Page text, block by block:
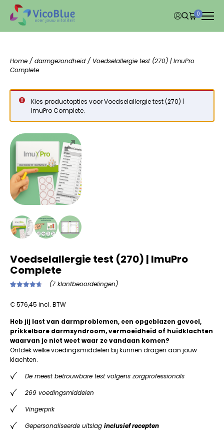
0
Home / darmgezondheid / Voedselallergie test (270) | ImuPro
Complete
Kies productopties voor Voedselallergie test (270) |
ImuPro Complete.
Voedselallergie test (270) | ImuPro
Complete
gebaseerd
(7klantbeoordelingen)
€ 576,45 incl. BTW
Heb jij last van darmproblemen, een opgeblazen gevoel,
prikkelbare darmsyndroom, vermoeidheid of huidklachten
waarvan je niet weet waar ze vandaan komen?
Ontdek welke voedingsmiddelen bij kunnen dragen aan jouw
klachten.
De meest betrouwbare test volgens zorgprofessionals
269 voedingsmiddelen
Vingerprik
Gepersonaliseerde uitslag inclusief recepten